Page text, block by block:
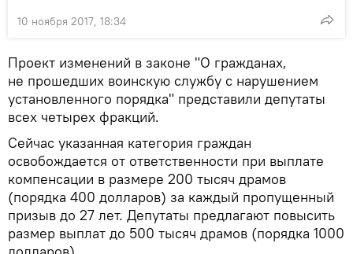
10 ноября 2017, 18:34
Проект изменений в законе "О гражданах,
не прошедших воинскую службу с нарушением
установленного порядка" представили депутаты
всех четырех фракций.
Сейчас указанная категория граждан
освобождается от ответственности при выплате
компенсации в размере 200 тысяч драмов
(порядка 400 долларов) за каждый пропущенный
призыв до 27 лет. Депутаты предлагают повысить
размер выплат до 500 тысяч драмов (порядка 1000